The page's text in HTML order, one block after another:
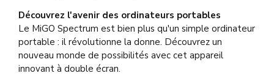
Découvrez l'avenir des ordinateurs portables
Le MiGO Spectrum est bien plus qu'un simple ordinateur
portable : il révolutionne la donne. Découvrez un
nouveau monde de possibilités avec cet appareil
innovant à double écran.